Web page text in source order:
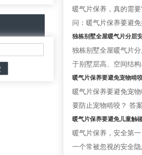
暖气片保养，真的需
问：暖气片保养要避
独栋别墅全屋暖气片分层
独栋别墅全屋暖气片
于别墅层高、空间结
暖气片保养要避免宠物啃
暖气片保养要避免宠
要防止宠物啃咬？ 答
暖气片保养要避免儿童触
暖气片保养，安全第
一个常被忽视的安全